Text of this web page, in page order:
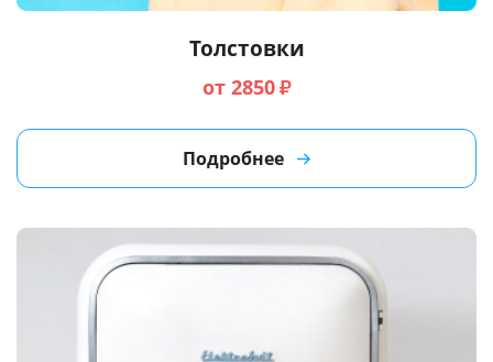
Толстовки
от 2850₽
Подробнее